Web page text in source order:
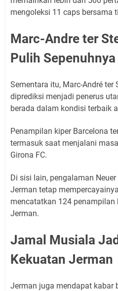
mengoleksi 11 caps bersama
Marc-Andre ter
Pulih Sepenuhnya
Sementara itu, Marc-André ter
diprediksi menjadi penerus
berada dalam kondisi terbaik
Penampilan kiper Barcelona
termasuk saat menjalani
Girona FC.
Di sisi lain, pengalaman
Jerman tetap
mencatatkan 124
Jerman.
Jamal Musiala
Kekuatan Jerman
Jerman juga mendapat kabar